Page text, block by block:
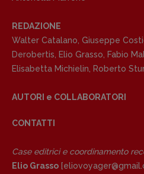
Associazione Pulp Magazine –
Tribunale Milano n° 5864/2023 –
REDAZIONE
Walter Catalano Giuseppe
Derobertis Elio Grasso Fabio
Elisabetta Michielin Roberto
AUTORI e COLLABORATORI
CONTATTI
Case editrici e coordinamento
Elio Grasso